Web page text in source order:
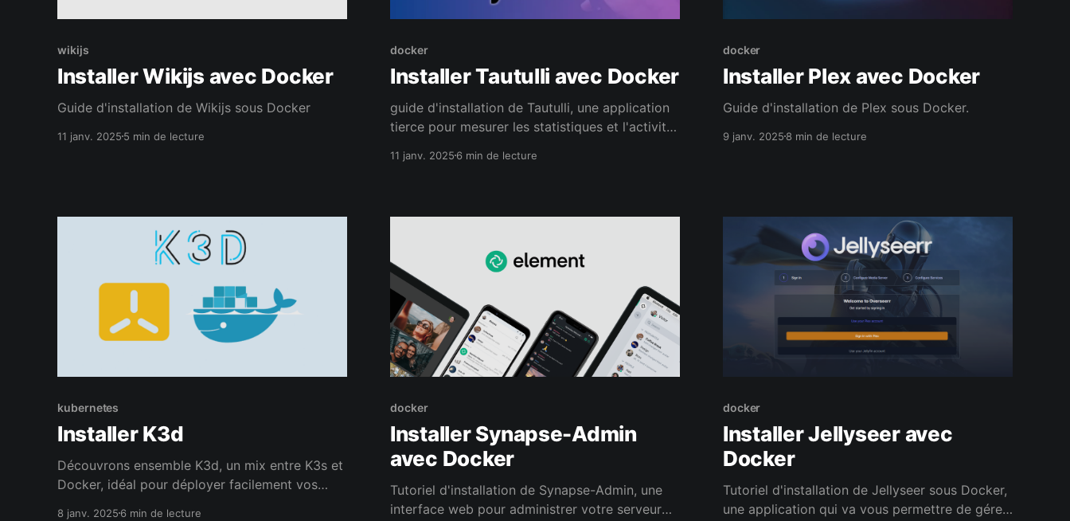
wikijs
Installer Wikijs avec Docker
Guide d'installation de Wikijs sous Docker
11 janv. 2025 5 min de lecture
docker
Installer Tautulli avec Docker
guide d'installation de Tautulli, une application
tierce pour mesurer les statistiques et l'activité
11 janv. 20256 min de lecture
docker
Installer Plex avec Docker
Guide d'installation de Plex sous Docker.
9 janv. 20258 min de lecture
kubernetes
Installer K3d
Découvrons ensemble K3d, un mix entre K3s et
Docker, idéal pour déployer facilement vos
8 janv. 2025 6 min de lecture
docker
Installer Synapse-Admin
avec Docker
Tutoriel d'installation de Synapse-Admin, une
interface web pour administrer votre serveur
docker
Installer Jellyseer avec
Docker
Tutoriel d'installation de Jellyseer sous Docker,
une application qui va vous permettre de gérer